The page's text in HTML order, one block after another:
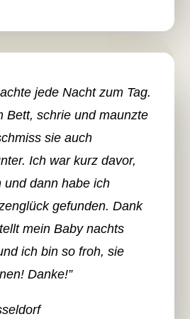
jede Nacht zum Tag.
Bett, schrie und maunzte
sie auch
Ich war kurz davor,
und dann habe ich
gefunden. Dank
mein Baby nachts
ich bin so froh, sie
Danke!”